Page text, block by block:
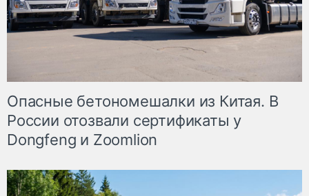
Опасные бетономешалки из Китая. В
России отозвали сертификаты у
Dongfeng и Zoomlion